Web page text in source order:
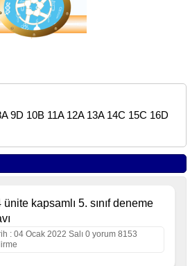
9D 10B 11A 12A 13A 14C 15C 16D
ünite kapsamlı 5. sınıf deneme
: 04 Ocak 2022 Salı 0 yorum 8153